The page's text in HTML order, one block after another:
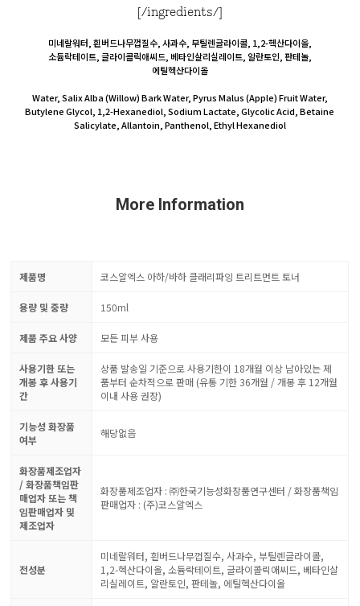
[/ingredients/]
미네랄워터, 흰버드나무껍질수, 사과수, 부틸렌글라이콜, 1,2-헥산다이올,
소듐락테이트, 글라이콜릭애씨드, 베타인살리실레이트, 알란토인, 판테놀,
에틸헥산다이올
Water, Salix Alba (Willow) Bark Water, Pyrus Malus (Apple) Fruit Water,
Butylene Glycol, 1,2-Hexanediol, Sodium Lactate, Glycolic Acid, Betaine
Salicylate, Allantoin, Panthenol, Ethyl Hexanediol
More Information
제품명 코스알엑스 아하/바하 클래리파잉 트리트먼트 토너
용량 및 중량 150ml
제품 주요 사양 모든 피부 사용
사용기한 또는
개봉 후 사용기
간
상품 발송일 기준으로 사용기한이 18개월 이상 남아있는 제
품부터 순차적으로 판매 (유통 기한 36개월 / 개봉 후 12개월
이내 사용 권장)
기능성 화장품
여부
해당없음
화장품제조업자
/ 화장품책임판
매업자 또는 책
임판매업자 및
제조업자
화장품제조업자 : ㈜한국기능성화장품연구센터 / 화장품책임
판매업자 : (주)코스알엑스
전성분
미네랄워터, 흰버드나무껍질수, 사과수, 부틸렌글라이콜,
1,2-헥산다이올, 소듐락테이트, 글라이콜릭애씨드, 베타인살
리실레이트, 알란토인, 판테놀, 에틸헥산다이올